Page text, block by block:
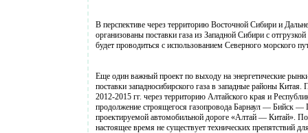
В перспективе через территорию Восточной Сибири и
организованы поставки газа из Западной Сибири с
будет проводиться с использованием Северного морского
Еще один важный проект по выходу на энергетические
поставки западносибирского газа в западные районы
2012-2015 гг. через территорию Алтайского края и
продолжение строящегося газопровода Барнаул —
проектируемой автомобильной дороге «Алтай — Китай».
настоящее время не существует технических препятствий